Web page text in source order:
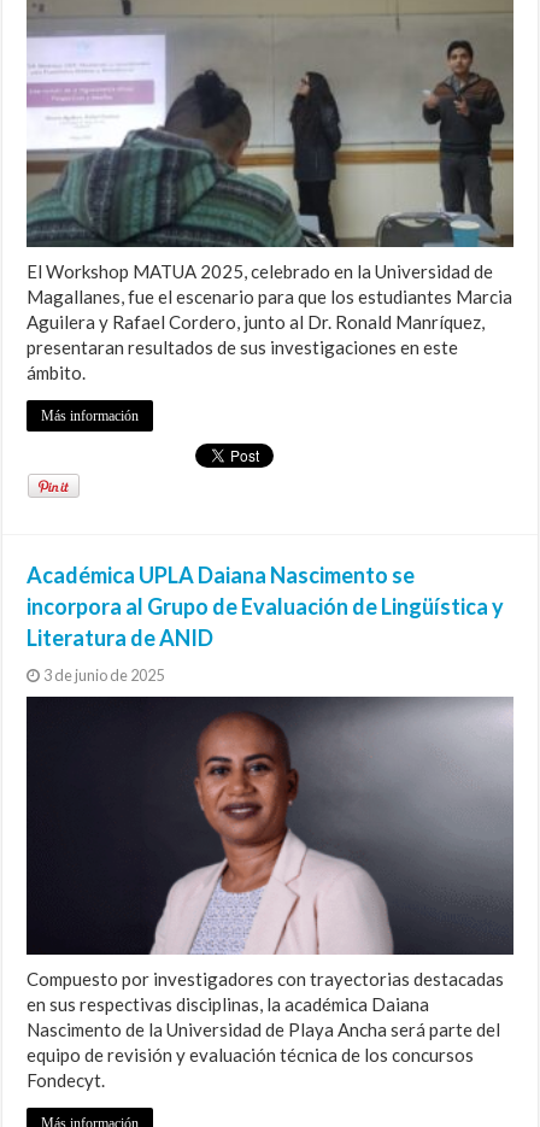
El Workshop MATUA 2025, celebrado en la Universidad de
Magallanes, fue el escenario para que los estudiantes Marcia
Aguilera y Rafael Cordero, junto al Dr. Ronald Manríquez,
presentaran resultados de sus investigaciones en este
ámbito.
Más información
Académica UPLA Daiana Nascimento se
incorpora al Grupo de Evaluación de Lingüística y
Literatura de ANID
3 de junio de 2025
Compuesto por investigadores con trayectorias destacadas
en sus respectivas disciplinas, la académica Daiana
Nascimento de la Universidad de Playa Ancha será parte del
equipo de revisión y evaluación técnica de los concursos
Fondecyt.